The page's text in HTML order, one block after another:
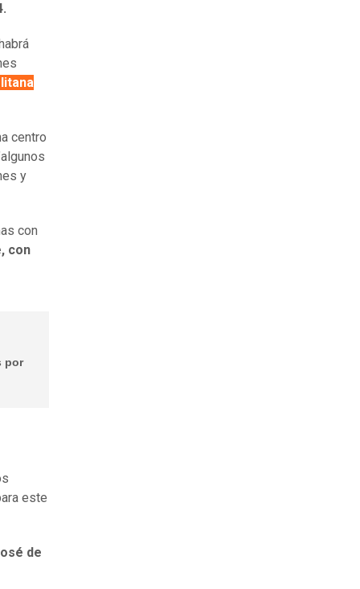
centro
y
con
con
por
este
de